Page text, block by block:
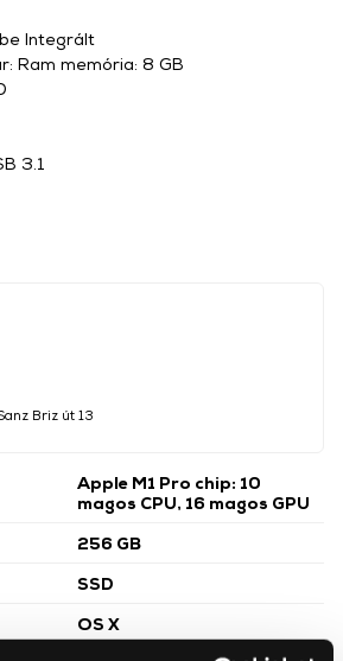
Briz út 13
Apple M1 Pro chip: 10
magos CPU, 16 magos GPU
256 GB
SSD
OS X
Integrált
Ram memória: 8 GB
3.1